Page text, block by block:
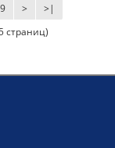
9 > >|
страниц)